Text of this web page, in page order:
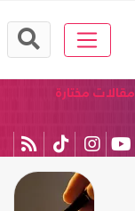
مقالات مختارة